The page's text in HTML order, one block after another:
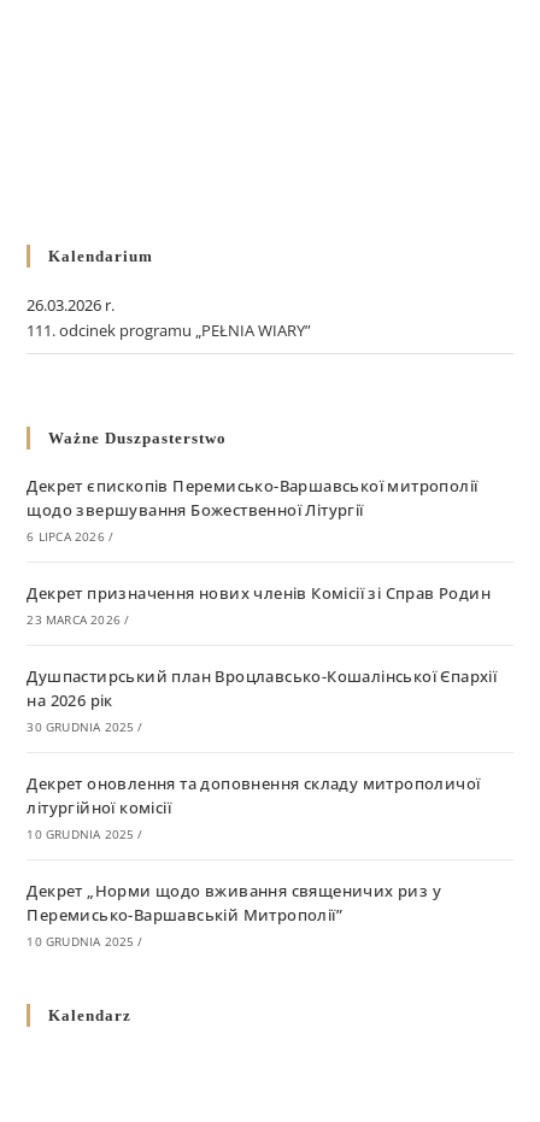
Kalendarium
26.03.2026 r.
111. odcinek programu „PEŁNIA WIARY”
Ważne Duszpasterstwo
Декрет єпископів Перемисько-Варшавської митрополії
щодо звершування Божественної Літургії
6 LIPCA 2026 /
Декрет призначення нових членів Комісії зі Справ Родин
23 MARCA 2026 /
Душпастирський план Вроцлавсько-Кошалінської Єпархії
на 2026 рік
30 GRUDNIA 2025 /
Декрет оновлення та доповнення складу митрополичої
літургійної комісії
10 GRUDNIA 2025 /
Декрет „Норми щодо вживання священичих риз у
Перемисько-Варшавській Митрополії”
10 GRUDNIA 2025 /
григоріанським календарем
Kalendarz